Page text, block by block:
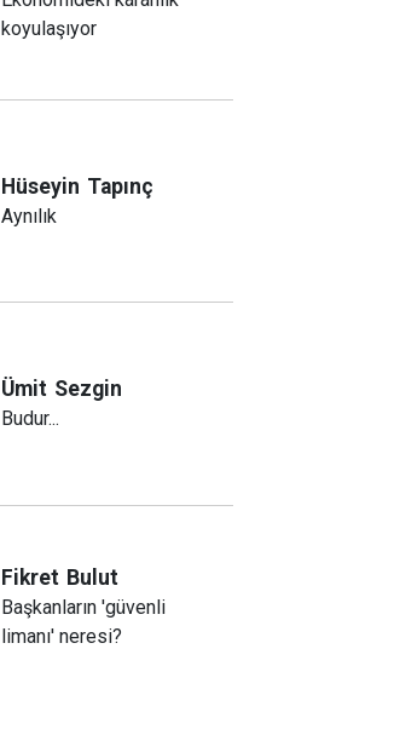
koyulaşıyor
Hüseyin Tapınç
Aynılık
Ümit Sezgin
Budur...
Fikret Bulut
Başkanların 'güvenli
limanı' neresi?